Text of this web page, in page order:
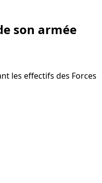
son armée
les effectifs des Forces